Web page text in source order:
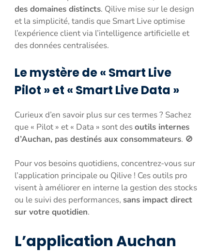
des domaines distincts. Qilive mise sur le design
et la simplicité, tandis que Smart Live optimise
l’expérience client via l’intelligence artificielle et
des données centralisées.
Le mystère de « Smart Live
Pilot » et « Smart Live Data »
Curieux d’en savoir plus sur ces termes ? Sachez
que « Pilot » et « Data » sont desoutils internes
d’Auchan, pas destinés aux consommateurs. 🚫
Pour vos besoins quotidiens, concentrez-vous sur
l’application principale ou Qilive ! Ces outils pro
visent à améliorer en interne la gestion des stocks
ou le suivi des performances, sans impact direct
sur votre quotidien.
L’application Auchan